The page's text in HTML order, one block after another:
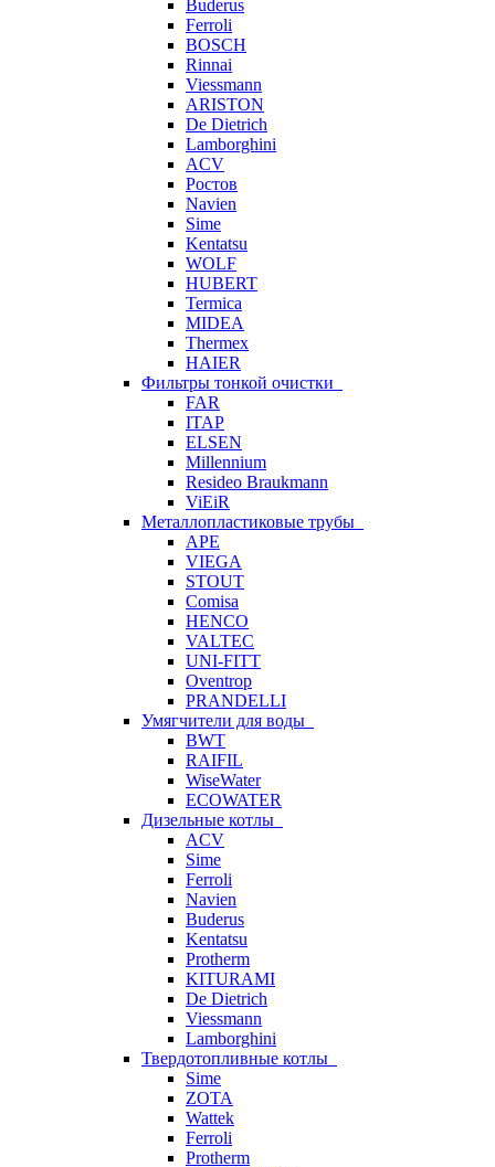
Buderus
Ferroli
BOSCH
Rinnai
Viessmann
ARISTON
De Dietrich
Lamborghini
ACV
Ростов
Navien
Sime
Kentatsu
WOLF
HUBERT
Termica
MIDEA
Thermex
HAIER
Фильтры тонкой очистки
FAR
ITAP
ELSEN
Millennium
Resideo Braukmann
ViEiR
Металлопластиковые трубы
APE
VIEGA
STOUT
Comisa
HENCO
VALTEC
UNI-FITT
Oventrop
PRANDELLI
Умягчители для воды
BWT
RAIFIL
WiseWater
ECOWATER
Дизельные котлы
ACV
Sime
Ferroli
Navien
Buderus
Kentatsu
Protherm
KITURAMI
De Dietrich
Viessmann
Lamborghini
Твердотопливные котлы
Sime
ZOTA
Wattek
Ferroli
Protherm